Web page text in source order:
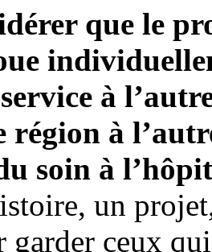
que le
à
région à
soin à
un
garder ceux